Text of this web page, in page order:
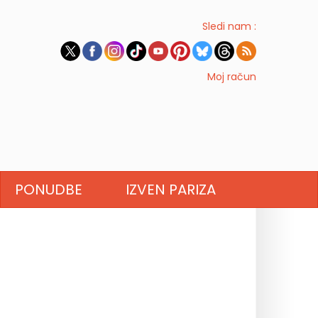
Sledi nam :
Moj račun
PONUDBE IZVEN PARIZA